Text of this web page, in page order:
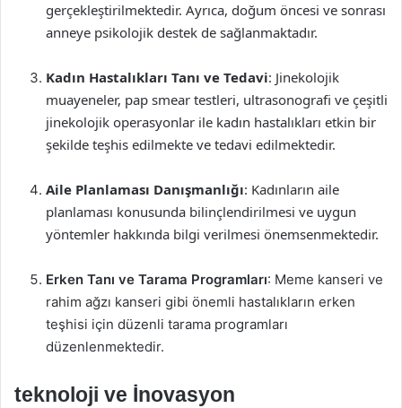
gerçekleştirilmektedir. Ayrıca, doğum öncesi ve sonrası
anneye psikolojik destek de sağlanmaktadır.
Kadın Hastalıkları Tanı ve Tedavi: Jinekolojik
muayeneler, pap smear testleri, ultrasonografi ve çeşitli
jinekolojik operasyonlar ile kadın hastalıkları etkin bir
şekilde teşhis edilmekte ve tedavi edilmektedir.
Aile Planlaması Danışmanlığı: Kadınların aile
planlaması konusunda bilinçlendirilmesi ve uygun
yöntemler hakkında bilgi verilmesi önemsenmektedir.
Erken Tanı ve Tarama Programları: Meme kanseri ve
rahim ağzı kanseri gibi önemli hastalıkların erken
teşhisi için düzenli tarama programları
düzenlenmektedir.
teknoloji ve İnovasyon